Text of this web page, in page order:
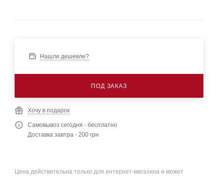
Нашли дешевле?
ПОД ЗАКАЗ
Хочу в подарок
Самовывоз сегодня - бесплатно
Доставка завтра - 200 грн
Цена действительна только для интернет-магазина и может